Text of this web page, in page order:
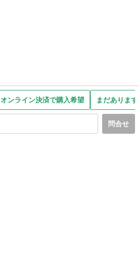
オンライン決済で購入希望 まだありま
問合せ